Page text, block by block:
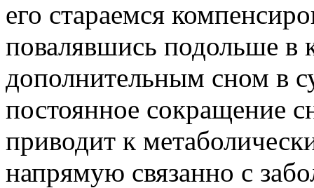
его стараемся
повалявшись подольше в
дополнительным сном в
постоянное сокращение
приводит к
напрямую связанно с